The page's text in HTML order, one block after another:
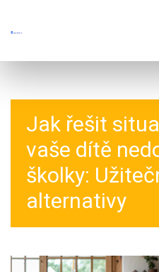
Jak řešit
vaše dítě
školky:
alternativy